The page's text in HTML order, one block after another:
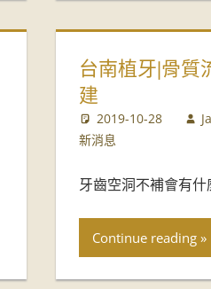
台南植牙|骨質
建
2019-10-28
新消息
牙齒空洞不補會有
Continue reading